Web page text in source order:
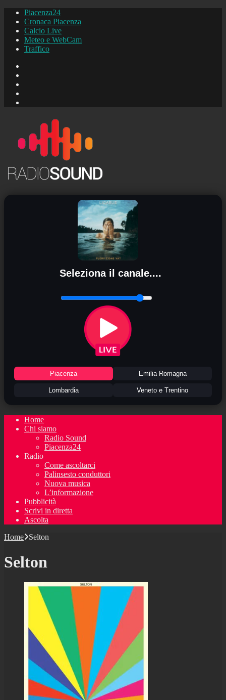
Piacenza24
Cronaca Piacenza
Calcio Live
Meteo e WebCam
Traffico
Seleziona il canale....
Piacenza Emilia Romagna
Lombardia Veneto e Trentino
Home
Chi siamo
Radio Sound
Piacenza24
Radio
Come ascoltarci
Palinsesto conduttori
Nuova musica
L’informazione
Pubblicità
Scrivi in diretta
Ascolta
Home
Selton
Selton